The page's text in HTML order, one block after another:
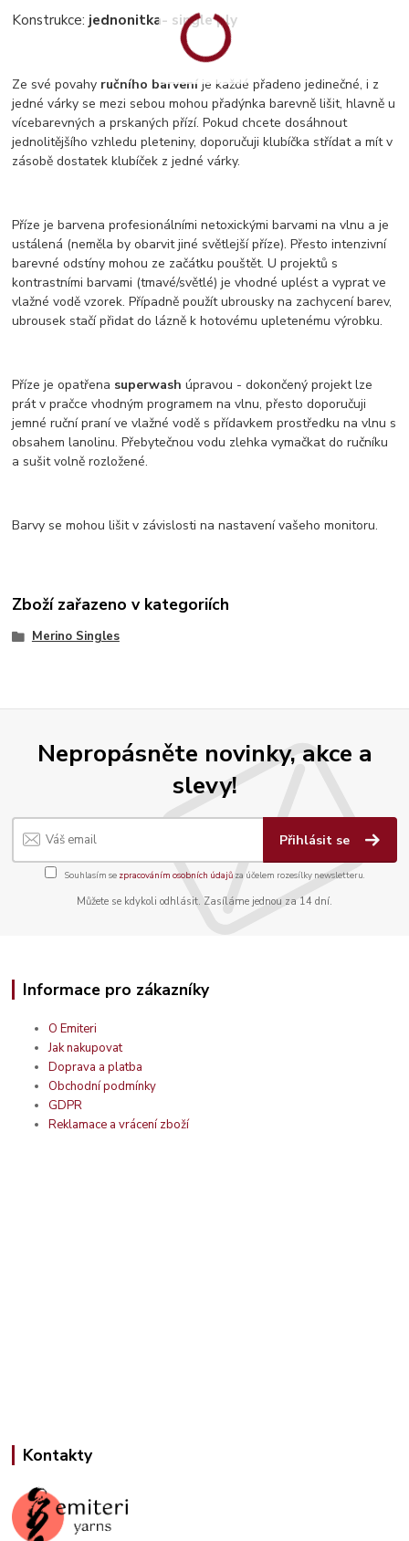
Konstrukce: jednonitka- single ply
Ze své povahy ručního barveníje každé přadeno jedinečné, i z
jedné várky se mezi sebou mohou přadýnka barevně lišit, hlavně u
vícebarevných a prskaných přízí. Pokud chcete dosáhnout
jednolitějšího vzhledu pleteniny, doporučuji klubíčka střídat a mít v
zásobě dostatek klubíček z jedné várky.
Příze je barvena profesionálními netoxickými barvami na vlnu a je
ustálená (neměla by obarvit jiné světlejší příze). Přesto intenzivní
barevné odstíny mohou ze začátku pouštět. U projektů s
kontrastními barvami (tmavé/světlé) je vhodné uplést a vyprat ve
vlažné vodě vzorek. Případně použít ubrousky na zachycení barev,
ubrousek stačí přidat do lázně k hotovému upletenému výrobku.
Příze je opatřena superwash úpravou - dokončený projekt lze
prát v pračce vhodným programem na vlnu, přesto doporučuji
jemné ruční praní ve vlažné vodě s přídavkem prostředku na vlnu s
obsahem lanolinu. Přebytečnou vodu zlehka vymačkat do ručníku
a sušit volně rozložené.
Barvy se mohou lišit v závislosti na nastavení vašeho monitoru.
Zboží zařazeno v kategoriích
Merino Singles
Nepropásněte novinky, akce a
slevy!
Přihlásit se
Souhlasím se zpracováním osobních údajůza účelem rozesílky newsletteru.
Můžete se kdykoli odhlásit. Zasíláme jednou za 14 dní.
Informace pro zákazníky
O Emiteri
Jak nakupovat
Doprava a platba
Obchodní podmínky
GDPR
Reklamace a vrácení zboží
Kontakty